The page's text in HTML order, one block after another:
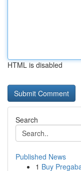
HTML is disabled
Search
Published News
1 Buy